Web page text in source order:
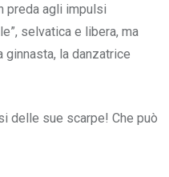
preda agli impulsi
selvatica e libera, ma
la danzatrice
delle sue scarpe! Che può